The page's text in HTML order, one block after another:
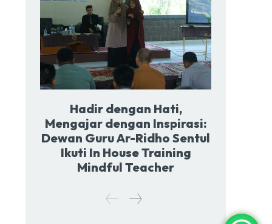
Hadir dengan Hati,
Mengajar dengan Inspirasi:
Dewan Guru Ar-Ridho Sentul
Ikuti In House Training
Mindful Teacher